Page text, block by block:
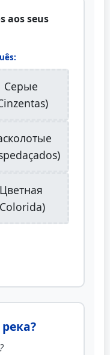
aos seus
Серые
Цветная